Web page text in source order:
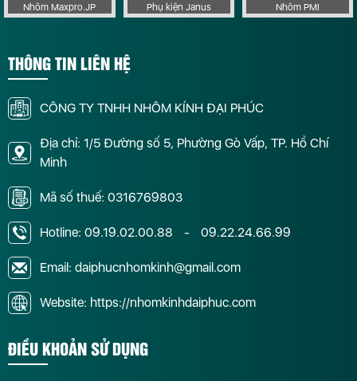
Nhôm Maxpro.JP Phụ kiện Janus Nhôm PMI
THÔNG TIN LIÊN HỆ
CÔNG TY TNHH NHÔM KÍNH ĐẠI PHÚC
Địa chỉ: 1/5 Đường số 5, Phường Gò Vấp, TP. Hồ Chí
Minh
Mã số thuế: 0316769803
Hotline: 09.19.02.00.88 - 09.22.24.66.99
Email: daiphucnhomkinh@gmail.com
Website: https://nhomkinhdaiphuc.com
ĐIỀU KHOẢN SỬ DỤNG